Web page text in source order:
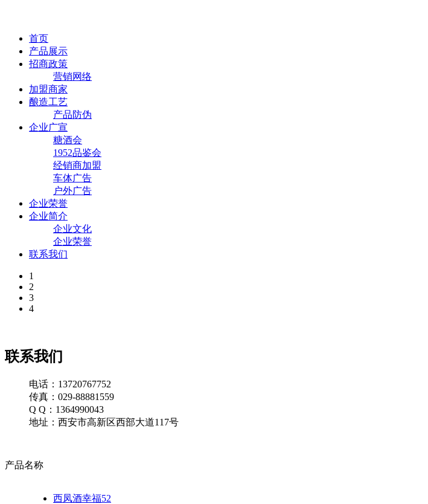
首页
产品展示
招商政策
营销网络
加盟商家
酿造工艺
产品防伪
企业广宣
糖酒会
1952品鉴会
经销商加盟
车体广告
户外广告
企业荣誉
企业简介
企业文化
企业荣誉
联系我们
1
2
3
4
联系我们
电话：13720767752
传真：029-88881559
Q Q：1364990043
地址：西安市高新区西部大道117号
产品名称
西凤酒幸福52